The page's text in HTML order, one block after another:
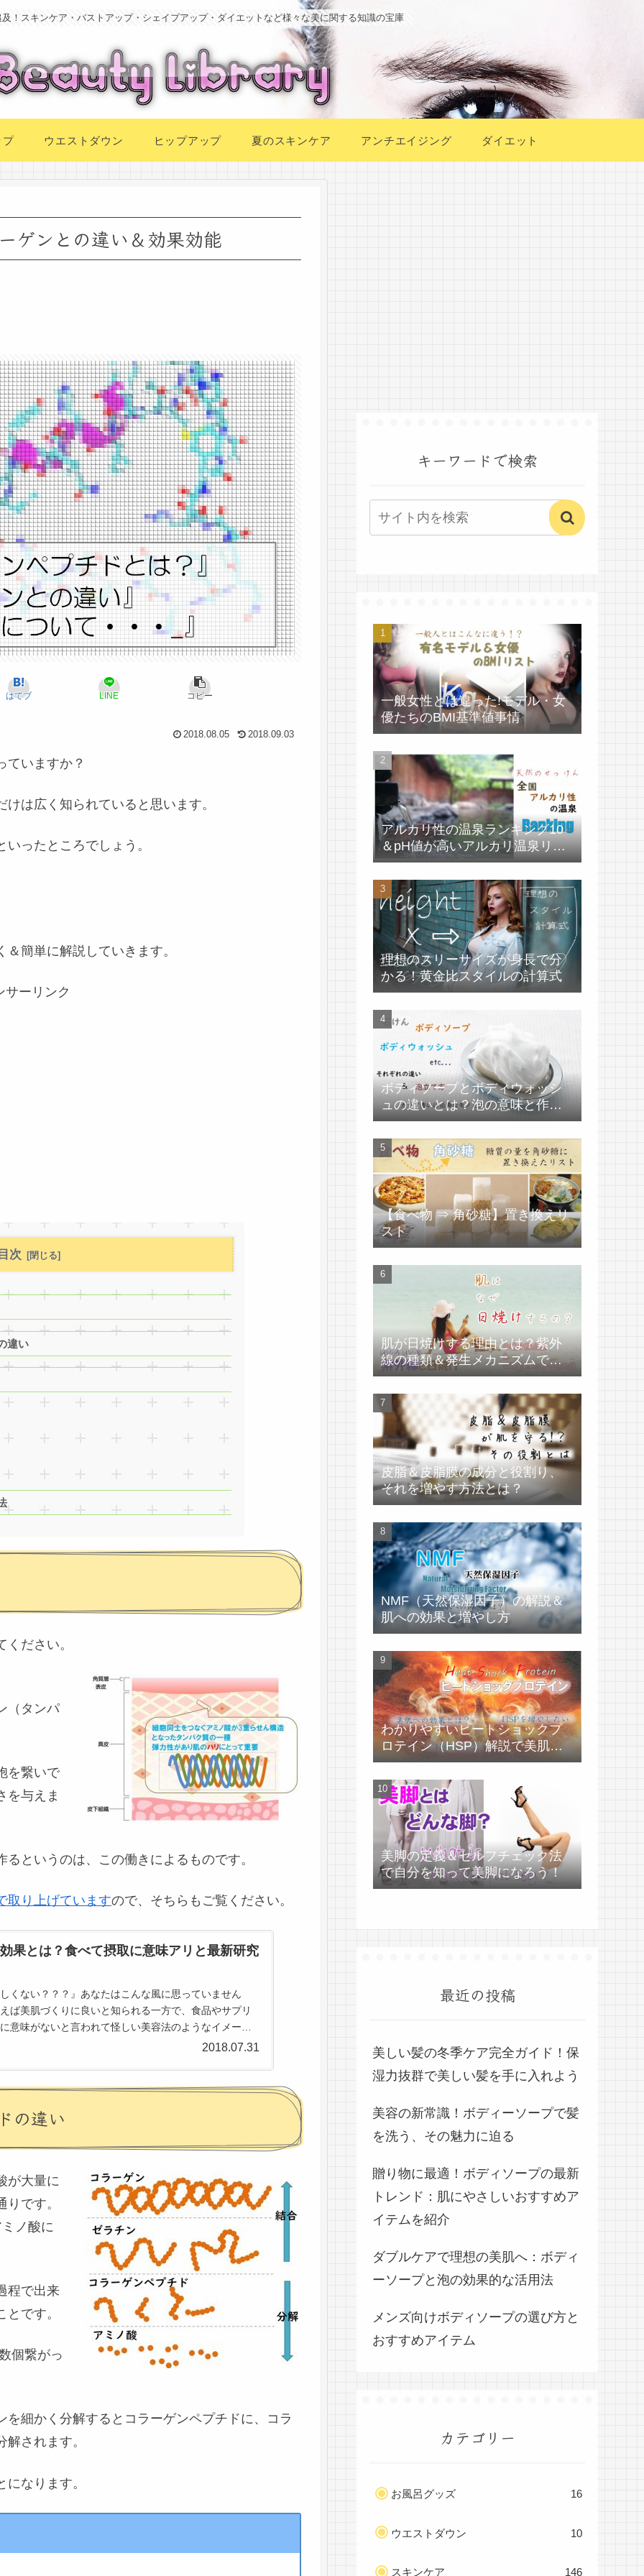
！スキンケア・バストアップ・シェイプアップ・ダイエットなど様々な美に関する知識の宝庫
プ ウエストダウン ヒップアップ 夏のスキンケア アンチエイジング ダイエット
ゲンとの違い＆効果効能
はてブ LINE コピー
2018.08.05 2018.09.03
ていますか？
は広く知られていると思います。
ったところでしょう。
簡単に解説していきます。
サーリンク
次
違い
ださい。
（タンパ
を繋いで
を与えま
というのは、この働きによるものです。
取り上げていますので、そちらもご覧ください。
果とは？食べて摂取に意味アリと最新研究
くない？？？』あなたはこんな風に思っていません
ば美肌づくりに良いと知られる一方で、食品やサプリ
意味がないと言われて怪しい美容法のようなイメージ
2018.07.31
の違い
が大量に
です。
ノ酸に
程で出来
とです。
個繋がっ
細かく分解するとコラーゲンペプチドに、コラ
されます。
になります。
キーワードで検索
一般女性とは違った!モデル・女
優たちのBMI基準値事情
アルカリ性の温泉ランキング10
＆pH値が高いアルカリ温泉リス
ト
理想のスリーサイズが身長で分
かる！黄金比スタイルの計算式
ボディソープとボディウォッシ
ュの違いとは？泡の意味と作り
方
【食べ物 ⇒ 角砂糖】置き換えリ
スト
肌が日焼けする理由とは？紫外
線の種類＆発生メカニズムで学
ぶ
皮脂＆皮脂膜の成分と役割り、
それを増やす方法とは？
NMF（天然保湿因子）の解説＆
肌への効果と増やし方
わかりやすいヒートショックプ
ロテイン（HSP）解説で美肌づ
くり！
美脚の定義＆セルフチェック法
で自分を知って美脚になろう！
最近の投稿
美しい髪の冬季ケア完全ガイド！保
湿力抜群で美しい髪を手に入れよう
美容の新常識！ボディーソープで髪
を洗う、その魅力に迫る
贈り物に最適！ボディソープの最新
トレンド：肌にやさしいおすすめア
イテムを紹介
ダブルケアで理想の美肌へ：ボディ
ーソープと泡の効果的な活用法
メンズ向けボディソープの選び方と
おすすめアイテム
カテゴリー
お風呂グッズ 16
ウエストダウン 10
スキンケア 146